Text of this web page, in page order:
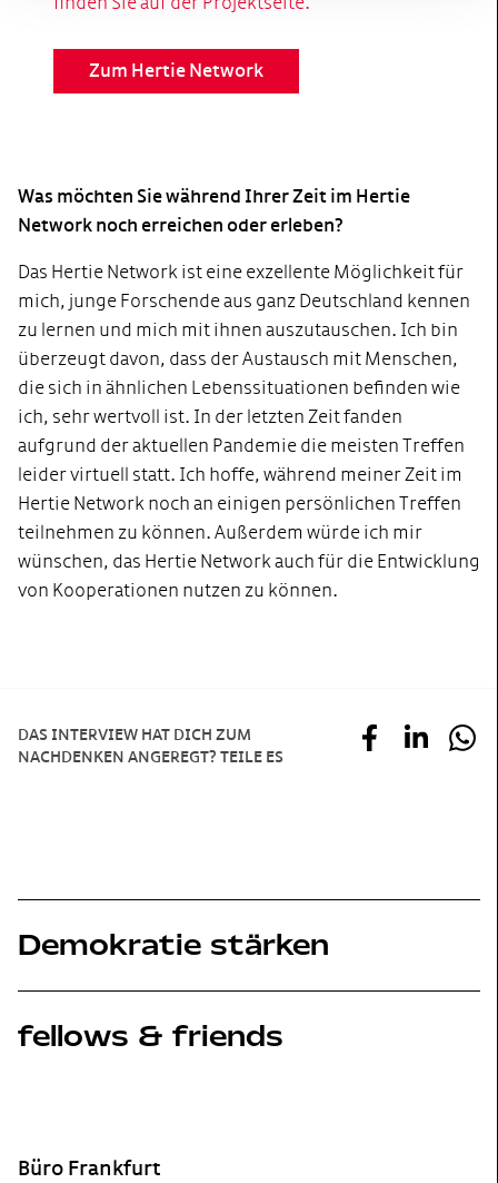
Zum Hertie Network
Was möchten Sie während Ihrer Zeit im Hertie
Network noch erreichen oder erleben?
Das Hertie Network ist eine exzellente Möglichkeit für
mich, junge Forschende aus ganz Deutschland kennen
zu lernen und mich mit ihnen auszutauschen. Ich bin
überzeugt davon, dass der Austausch mit Menschen,
die sich in ähnlichen Lebenssituationen befinden wie
ich, sehr wertvoll ist. In der letzten Zeit fanden
aufgrund der aktuellen Pandemie die meisten Treffen
leider virtuell statt. Ich hoffe, während meiner Zeit im
Hertie Network noch an einigen persönlichen Treffen
teilnehmen zu können. Außerdem würde ich mir
wünschen, das Hertie Network auch für die Entwicklung
von Kooperationen nutzen zu können.
DAS INTERVIEW HAT DICH ZUM
NACHDENKEN ANGEREGT? TEILE ES
Demokratie stärken
fellows & friends
Büro Frankfurt